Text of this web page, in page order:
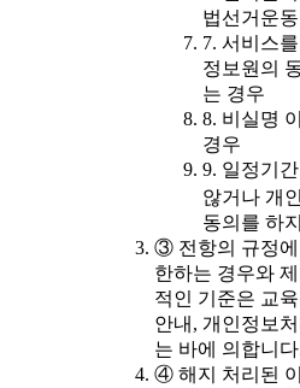
법선거운
7. 서비스
정보원의
는 경우
8. 비실명
경우
9. 일정기
않거나 개
동의를 하
③ 전항의 규정에
한하는 경우와
적인 기준은 교
안내, 개인정보
는 바에 의합니
④ 해지 처리된